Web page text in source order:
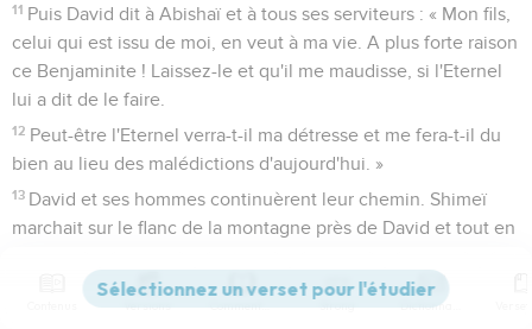
11 Puis David dit à Abishaï et à tous ses serviteurs : « Mon fils,
celui qui est issu de moi, en veut à ma vie. A plus forte raison
ce Benjaminite ! Laissez-le et qu'il me maudisse, si l'Eternel
lui a dit de le faire.
12 Peut-être l'Eternel verra-t-il ma détresse et me fera-t-il du
bien au lieu des malédictions d'aujourd'hui. »
13 David et ses hommes continuèrent leur chemin. Shimeï
marchait sur le flanc de la montagne près de David et tout en
faisait voler la poussière.
Versions Commentaires Strong